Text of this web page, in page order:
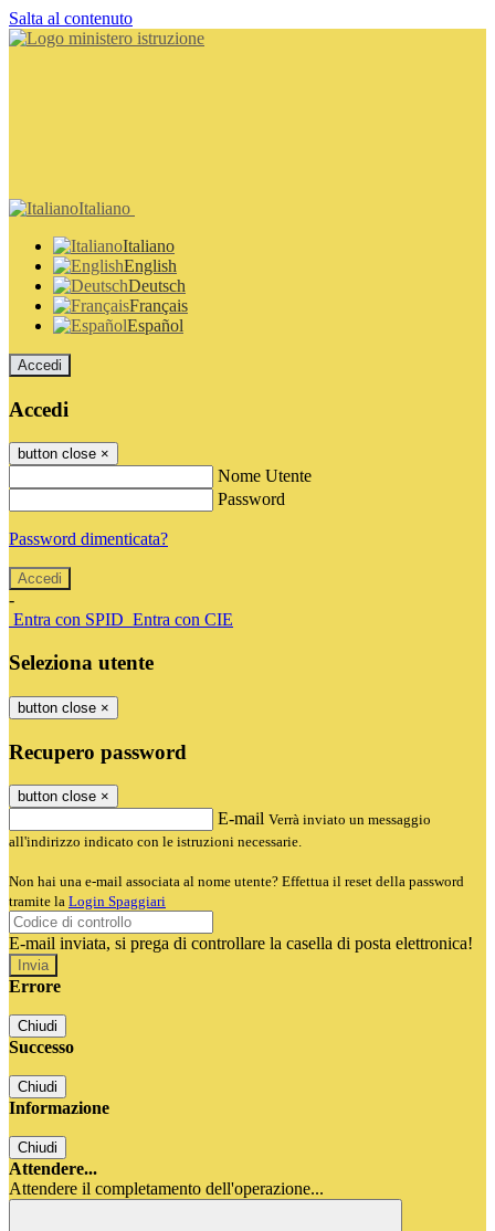
Salta al contenuto
Italiano
Italiano
English
Deutsch
Français
Español
Accedi
Accedi
button close ×
Nome Utente
Password
Password dimenticata?
-
Entra con SPID Entra con CIE
Seleziona utente
button close ×
Recupero password
button close ×
E-mail Verrà inviato un messaggio
all'indirizzo indicato con le istruzioni necessarie.
Non hai una e-mail associata al nome utente? Effettua il reset della password
tramite la Login Spaggiari
E-mail inviata, si prega di controllare la casella di posta elettronica!
Errore
Chiudi
Successo
Chiudi
Informazione
Chiudi
Attendere...
Attendere il completamento dell'operazione...